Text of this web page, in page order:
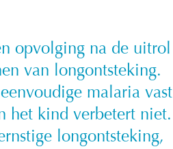
opvolging na de uitrol
van longontsteking.
malaria vast
het kind verbetert niet.
longontsteking,